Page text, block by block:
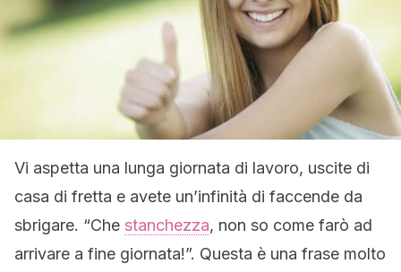
Vi aspetta una lunga giornata di lavoro, uscite di
casa di fretta e avete un’infinità di faccende da
sbrigare. “Che stanchezza, non so come farò ad
arrivare a fine giornata!”. Questa è una frase molto